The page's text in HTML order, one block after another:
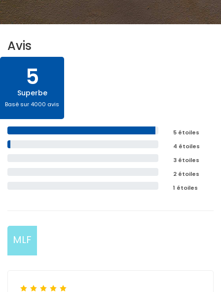
Avis
5
Superbe
Basé sur 4000 avis
5 étoiles
4 étoiles
3 étoiles
2 étoiles
1 étoiles
MLF